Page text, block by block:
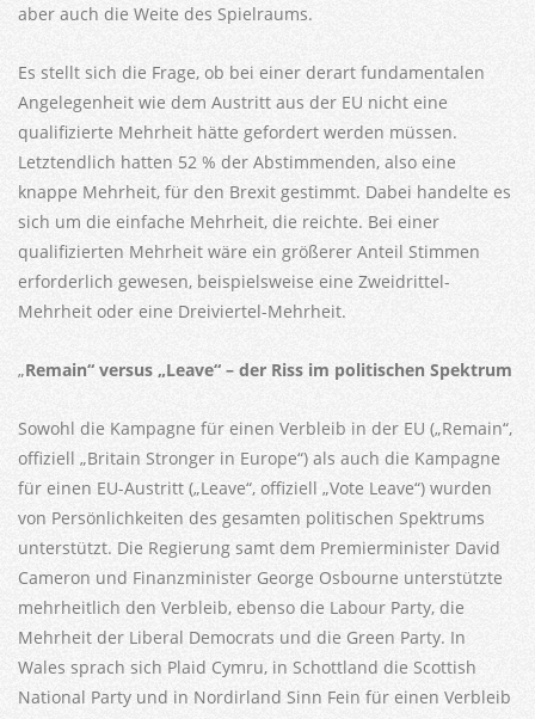
aber auch die Weite des Spielraums.
Es stellt sich die Frage, ob bei einer derart fundamentalen
Angelegenheit wie dem Austritt aus der EU nicht eine
qualifizierte Mehrheit hätte gefordert werden müssen.
Letztendlich hatten 52 % der Abstimmenden, also eine
knappe Mehrheit, für den Brexit gestimmt. Dabei handelte es
sich um die einfache Mehrheit, die reichte. Bei einer
qualifizierten Mehrheit wäre ein größerer Anteil Stimmen
erforderlich gewesen, beispielsweise eine Zweidrittel-
Mehrheit oder eine Dreiviertel-Mehrheit.
„Remain“ versus „Leave“ – der Riss im politischen Spektrum
Sowohl die Kampagne für einen Verbleib in der EU („Remain“,
offiziell „Britain Stronger in Europe“) als auch die Kampagne
für einen EU-Austritt („Leave“, offiziell „Vote Leave“) wurden
von Persönlichkeiten des gesamten politischen Spektrums
unterstützt. Die Regierung samt dem Premierminister David
Cameron und Finanzminister George Osbourne unterstützte
mehrheitlich den Verbleib, ebenso die Labour Party, die
Mehrheit der Liberal Democrats und die Green Party. In
Wales sprach sich Plaid Cymru, in Schottland die Scottish
National Party und in Nordirland Sinn Fein für einen Verbleib